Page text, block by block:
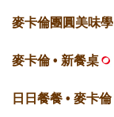
麥卡倫團圓美味學
麥卡倫 • 新餐桌
日日餐餐 • 麥卡倫